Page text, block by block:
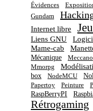
Évidences
Gundam
Internet libre
Liens GNU
Mame-cab
Mécanique Meccano
Mmorpg
box
NodeMCU
Papertoy
Peinture
RaspBerryPI
Rétrogaming